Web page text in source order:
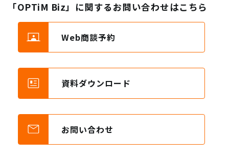
「OPTiM Biz」に関するお問い合わせはこちら
Web商談予約
資料ダウンロード
お問い合わせ